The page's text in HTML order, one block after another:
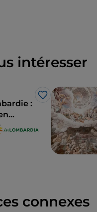
intéresser
J’aime
:
connexes